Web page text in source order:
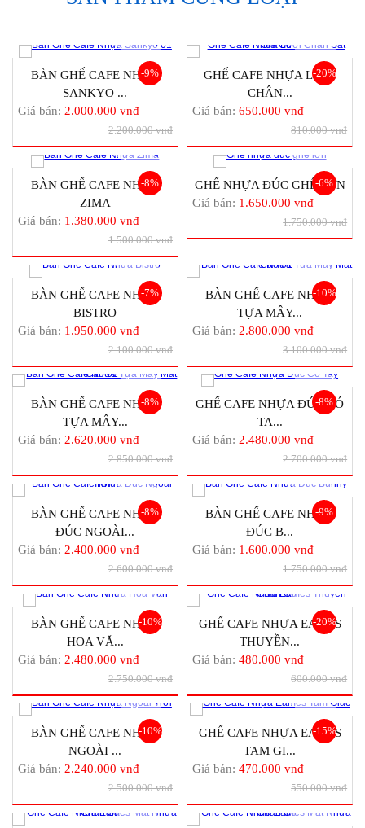
-9%
BÀN GHẾ CAFE NHỰA
SANKYO ...
Giá bán: 2.000.000 vnđ
2.200.000 vnđ
-20%
GHẾ CAFE NHỰA LƯỚI
CHÂN...
Giá bán: 650.000 vnđ
810.000 vnđ
-8%
BÀN GHẾ CAFE NHỰA
ZIMA
Giá bán: 1.380.000 vnđ
1.500.000 vnđ
-6%
GHẾ NHỰA ĐÚC GHẾ LỚN
Giá bán: 1.650.000 vnđ
1.750.000 vnđ
-7%
BÀN GHẾ CAFE NHỰA
BISTRO
Giá bán: 1.950.000 vnđ
2.100.000 vnđ
-10%
BÀN GHẾ CAFE NHỰA
TỰA MÂY...
Giá bán: 2.800.000 vnđ
3.100.000 vnđ
-8%
BÀN GHẾ CAFE NHỰA
TỰA MÂY...
Giá bán: 2.620.000 vnđ
2.850.000 vnđ
-8%
GHẾ CAFE NHỰA ĐÚC CÓ
TA...
Giá bán: 2.480.000 vnđ
2.700.000 vnđ
-8%
BÀN GHẾ CAFE NHỰA
ĐÚC NGOÀI...
Giá bán: 2.400.000 vnđ
2.600.000 vnđ
-9%
BÀN GHẾ CAFE NHỰA
ĐÚC B...
Giá bán: 1.600.000 vnđ
1.750.000 vnđ
-10%
BÀN GHẾ CAFE NHỰA
HOA VĂ...
Giá bán: 2.480.000 vnđ
2.750.000 vnđ
-20%
GHẾ CAFE NHỰA EAMES
THUYỀN...
Giá bán: 480.000 vnđ
600.000 vnđ
-10%
BÀN GHẾ CAFE NHỰA
NGOÀI ...
Giá bán: 2.240.000 vnđ
2.500.000 vnđ
-15%
GHẾ CAFE NHỰA EAMES
TAM GI...
Giá bán: 470.000 vnđ
550.000 vnđ